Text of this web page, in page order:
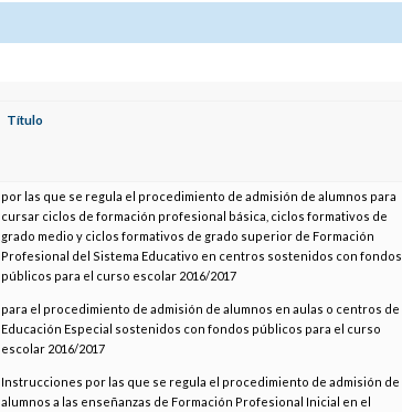
Título
por las que se regula el procedimiento de admisión de alumnos para
cursar ciclos de formación profesional básica, ciclos formativos de
grado medio y ciclos formativos de grado superior de Formación
Profesional del Sistema Educativo en centros sostenidos con fondos
públicos para el curso escolar 2016/2017
para el procedimiento de admisión de alumnos en aulas o centros de
Educación Especial sostenidos con fondos públicos para el curso
escolar 2016/2017
Instrucciones por las que se regula el procedimiento de admisión de
alumnos a las enseñanzas de Formación Profesional Inicial en el